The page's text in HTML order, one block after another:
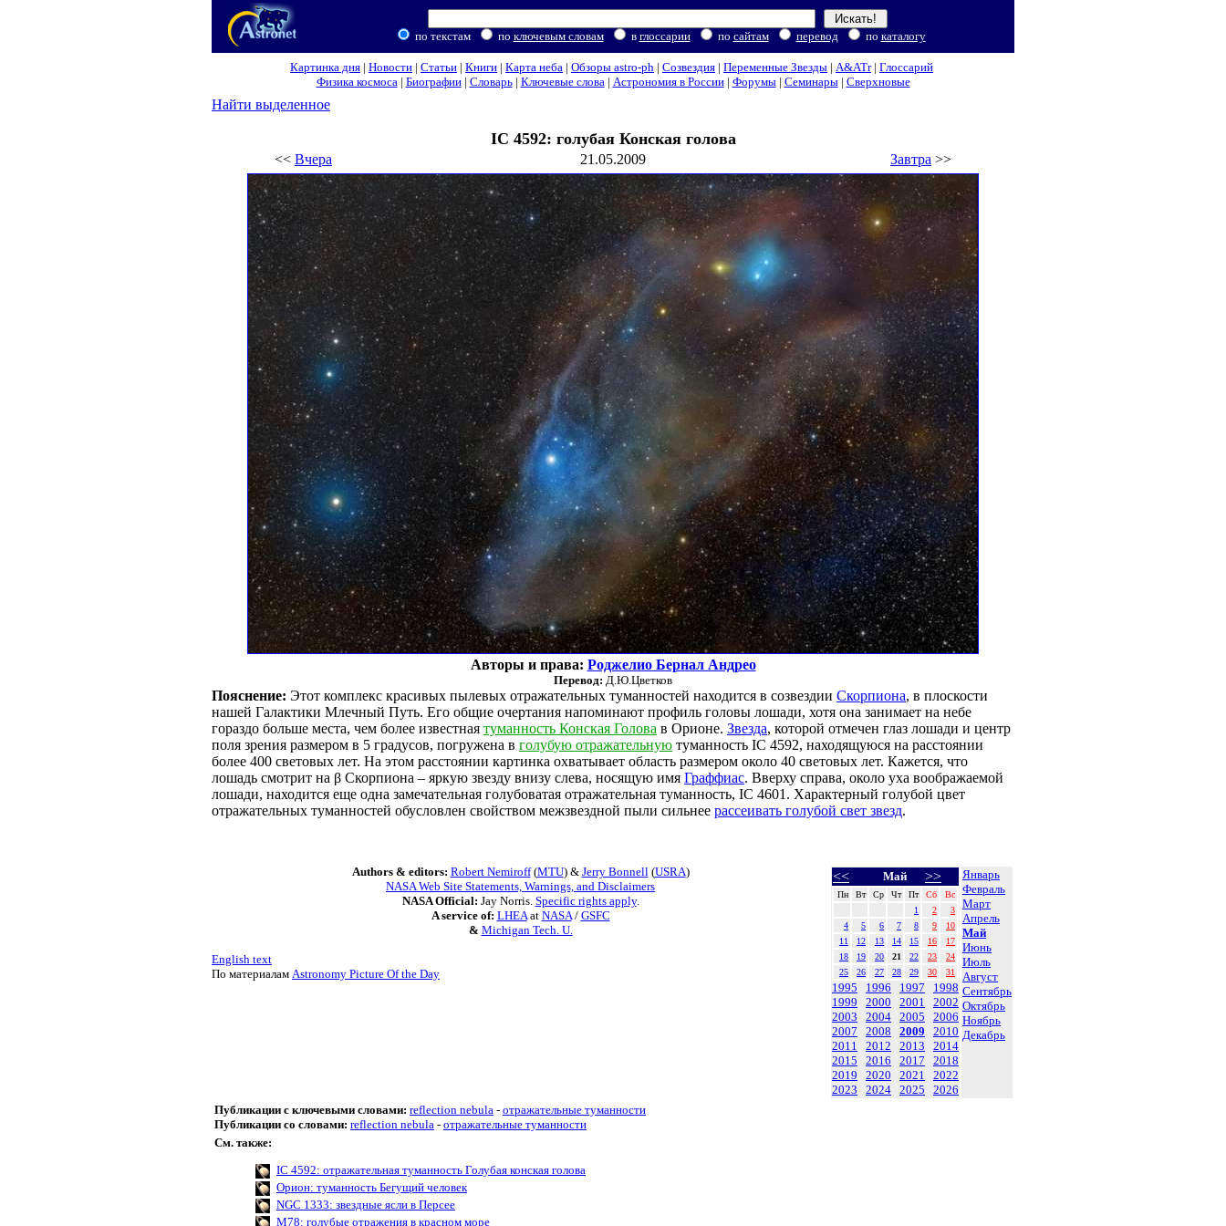
по текстам по ключевым словам в глоссарии по сайтам перевод по каталогу
Картинка дня | Новости | Статьи | Книги | Карта неба | Обзоры astro-ph | Созвездия | Переменные Звезды | A&ATr| Глоссарий
Физика космоса| Биографии| Словарь| Ключевые слова| Астрономия в России| Форумы| Семинары| Сверхновые
Найти выделенное
IC 4592: голубая Конская голова
<< Вчера 21.05.2009 Завтра >>
Авторы и права: Роджелио Бернал Андрео
Перевод: Д.Ю.Цветков
Пояснение: Этот комплекс красивых пылевых отражательных туманностей находится в созвездии Скорпиона, в плоскости
нашей Галактики Млечный Путь. Его общие очертания напоминают профиль головы лошади, хотя она занимает на небе
гораздо больше места, чем более известная туманность Конская Голова в Орионе. Звезда, которой отмечен глаз лошади и центр
поля зрения размером в 5 градусов, погружена в голубую отражательную туманность IC 4592, находящуюся на расстоянии
более 400 световых лет. На этом расстоянии картинка охватывает область размером около 40 световых лет. Кажется, что
лошадь смотрит на β Скорпиона – яркую звезду внизу слева, носящую имя Граффиас. Вверху справа, около уха воображаемой
лошади, находится еще одна замечательная голубоватая отражательная туманность, IC 4601. Характерный голубой цвет
отражательных туманностей обусловлен свойством межзвездной пыли сильнее рассеивать голубой свет звезд.
<< Май >>
Пн Вт Ср Чт Пт Сб
Вс
1
2
3
4
5 6 7 8 9
10
11
12 13 14 15 16
17
18
19 20 21 22 23
24
25
26 27 28 29 30 31
1995 1996 1997
1998
1999
2000 2001
2002
2003
2004 2005
2006
2007
2008 2009
2010
2011
2012 2013
2014
2015
2016 2017
2018
2019
2020 2021
2022
2023
2024 2025 2026
Январь
Февраль
Март
Апрель
Май
Июнь
Июль
Август
Сентябрь
Октябрь
Ноябрь
Декабрь
Authors & editors: Robert Nemiroff(MTU) & Jerry Bonnell(USRA)
NASA Web Site Statements, Warnings, and Disclaimers
NASA Official: Jay Norris. Specific rights apply.
A service of: LHEAat NASA/ GSFC
& Michigan Tech. U.
English text
По материалам Astronomy Picture Of the Day
Публикации с ключевыми словами: reflection nebula - отражательные туманности
Публикации со словами: reflection nebula - отражательные туманности
См. также:
IC 4592: отражательная туманность Голубая конская голова
Орион: туманность Бегущий человек
NGC 1333: звездные ясли в Персее
M78: голубые отражения в красном море